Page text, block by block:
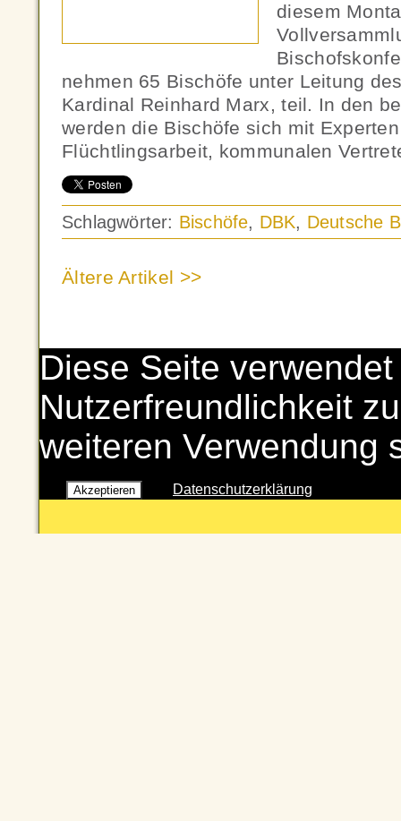
diesem
nehmen 65 Bischöfe unter Leitung
Kardinal Reinhard Marx, teil. In den
werden die Bischöfe sich mit
Flüchtlingsarbeit, kommunalen
Schlagwörter: Bischöfe, DBK, Deutsche
Ältere Artikel >>
Diese Seite
Nutzerfreundlichkeit
weiteren Verwendung
Akzeptieren Datenschutzerklärung